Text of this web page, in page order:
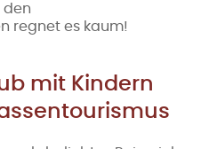
den
regnet es kaum!
mit Kindern